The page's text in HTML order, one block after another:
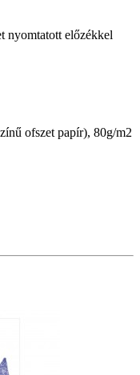
nyomtatott előzékkel
ofszet papír), 80g/m2